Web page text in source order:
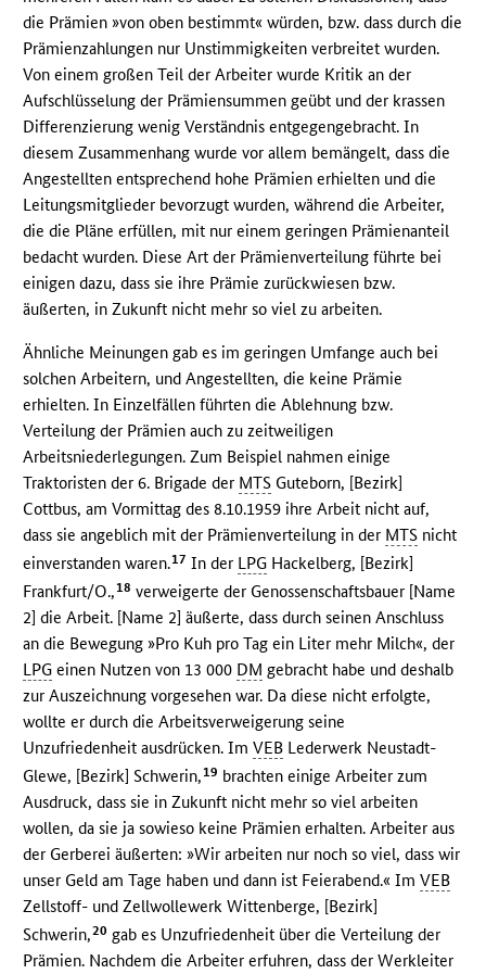
die Prämien »von oben bestimmt« würden, bzw. dass durch die
Prämienzahlungen nur Unstimmigkeiten verbreitet wurden.
Von einem großen Teil der Arbeiter wurde Kritik an der
Aufschlüsselung der Prämiensummen geübt und der krassen
Differenzierung wenig Verständnis entgegengebracht. In
diesem Zusammenhang wurde vor allem bemängelt, dass die
Angestellten entsprechend hohe Prämien erhielten und die
Leitungsmitglieder bevorzugt wurden, während die Arbeiter,
die die Pläne erfüllen, mit nur einem geringen Prämienanteil
bedacht wurden. Diese Art der Prämienverteilung führte bei
einigen dazu, dass sie ihre Prämie zurückwiesen bzw.
äußerten, in Zukunft nicht mehr so viel zu arbeiten.
Ähnliche Meinungen gab es im geringen Umfange auch bei
solchen Arbeitern, und Angestellten, die keine Prämie
erhielten. In Einzelfällen führten die Ablehnung bzw.
Verteilung der Prämien auch zu zeitweiligen
Arbeitsniederlegungen. Zum Beispiel nahmen einige
Traktoristen der 6. Brigade der MTS Guteborn, [Bezirk]
Cottbus, am Vormittag des 8.10.1959 ihre Arbeit nicht auf,
dass sie angeblich mit der Prämienverteilung in der MTS nicht
einverstanden waren.17 In der LPG Hackelberg, [Bezirk]
Frankfurt/O.,18 verweigerte der Genossenschaftsbauer [Name
2] die Arbeit. [Name 2] äußerte, dass durch seinen Anschluss
an die Bewegung »Pro Kuh pro Tag ein Liter mehr Milch«, der
LPG einen Nutzen von 13 000 DM gebracht habe und deshalb
zur Auszeichnung vorgesehen war. Da diese nicht erfolgte,
wollte er durch die Arbeitsverweigerung seine
Unzufriedenheit ausdrücken. ImVEB Lederwerk Neustadt-
Glewe, [Bezirk] Schwerin,19 brachten einige Arbeiter zum
Ausdruck, dass sie in Zukunft nicht mehr so viel arbeiten
wollen, da sie ja sowieso keine Prämien erhalten. Arbeiter aus
der Gerberei äußerten: »Wir arbeiten nur noch so viel, dass wir
unser Geld am Tage haben und dann ist Feierabend.« ImVEB
Zellstoff- und Zellwollewerk Wittenberge, [Bezirk]
Schwerin,20 gab es Unzufriedenheit über die Verteilung der
Prämien. Nachdem die Arbeiter erfuhren, dass der Werkleiter